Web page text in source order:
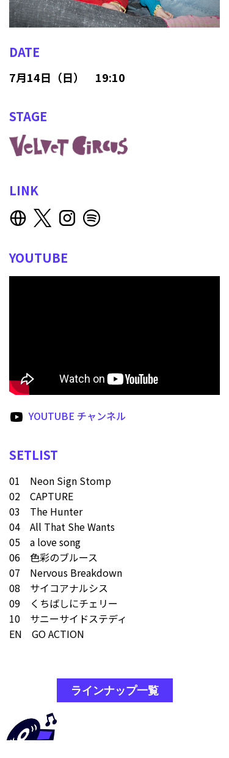
DATE
7月14日（日） 19:10
STAGE
LINK
YOUTUBE
YOUTUBE チャンネル
SETLIST
01 Neon Sign Stomp
02 CAPTURE
03 The Hunter
04 All That She Wants
05 a love song
06 色彩のブルース
07 Nervous Breakdown
08 サイコアナルシス
09 くちばしにチェリー
10 サニーサイドステディ
EN GO ACTION
ラインナップ一覧